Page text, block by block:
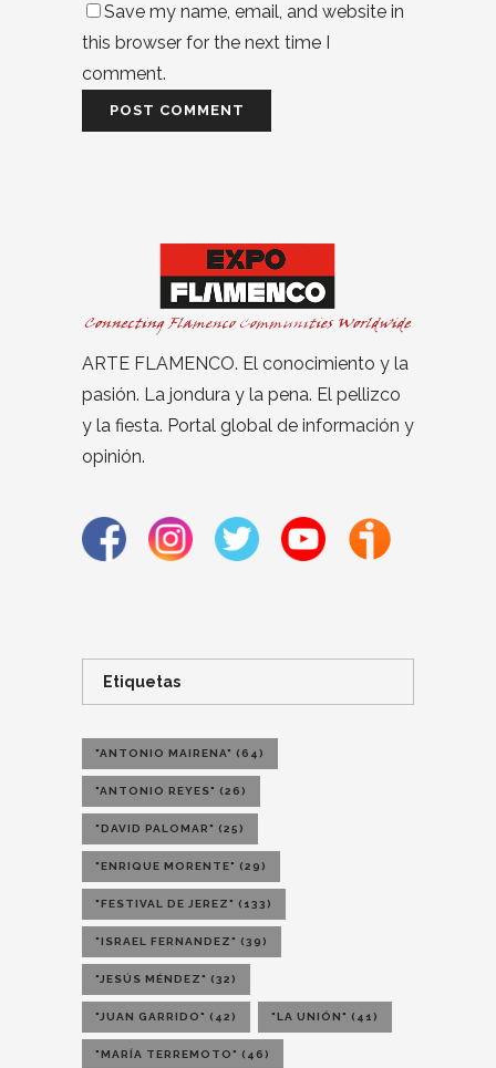
Save my name, email, and website in
this browser for the next time I
comment.
ARTE FLAMENCO. El conocimiento y la
pasión. La jondura y la pena. El pellizco
y la fiesta. Portal global de información y
opinión.
Etiquetas
"ANTONIO MAIRENA" (64)
"ANTONIO REYES" (26)
"DAVID PALOMAR" (25)
"ENRIQUE MORENTE" (29)
"FESTIVAL DE JEREZ" (133)
"ISRAEL FERNANDEZ" (39)
"JESÚS MÉNDEZ" (32)
"JUAN GARRIDO" (42) "LA UNIÓN" (41)
"MARÍA TERREMOTO" (46)